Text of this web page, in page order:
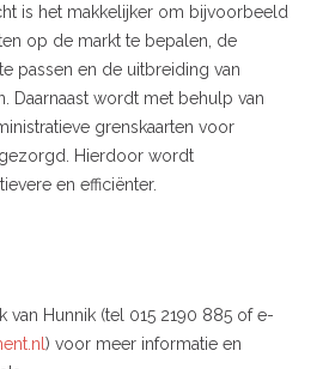
is het makkelijker om bijvoorbeeld
op de markt te bepalen, de
passen en de uitbreiding van
Daarnaast wordt met behulp van
grenskaarten voor
Hierdoor wordt
en efficiënter.
van Hunnik (tel 015 2190 885 of e-
) voor meer informatie en